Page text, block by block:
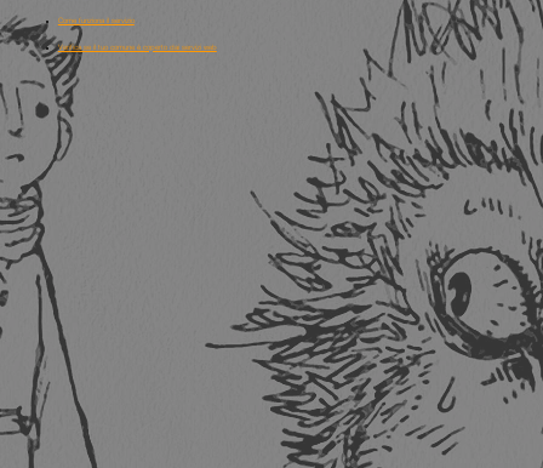
Come funziona il servizio
Verifica se il tuo comune è coperto dai servizi web